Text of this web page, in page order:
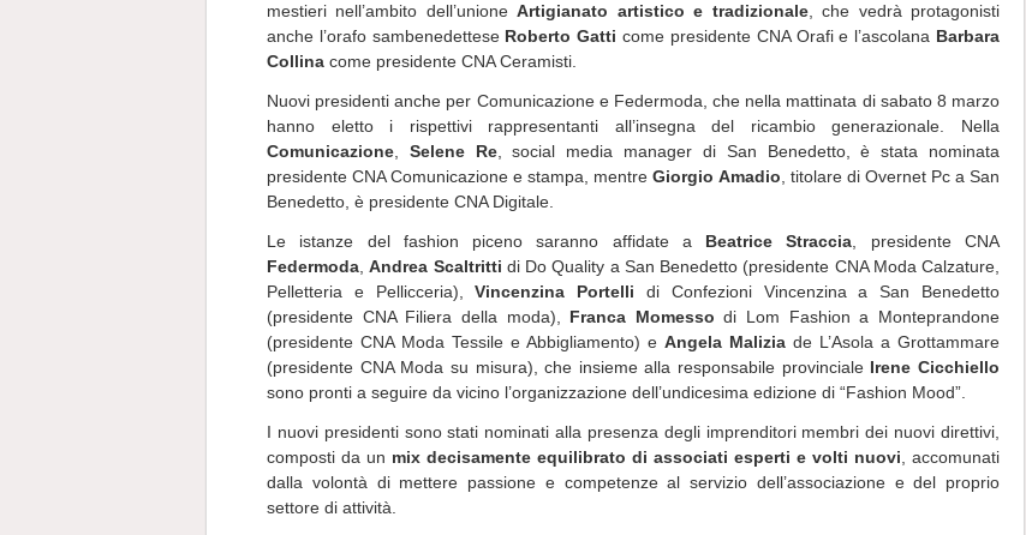
mestieri nell’ambito dell’unioneArtigianato artistico e tradizionale, che vedrà protagonisti
anche l’orafo sambenedettese Roberto Gatti come presidente CNA Orafi e l’ascolana Barbara
Collina come presidente CNA Ceramisti.
Nuovi presidenti anche per Comunicazione e Federmoda, che nella mattinata di sabato 8 marzo
hanno eletto i rispettivi rappresentanti all’insegna del ricambio generazionale. Nella
Comunicazione
Selene Re, social media manager di San Benedetto, è stata nominata
presidente CNA Comunicazione e stampa, mentreGiorgio Amadio , titolare di Overnet Pc a San
Benedetto, è presidente CNA Digitale.
Le istanze del fashion piceno saranno affidate a Beatrice Straccia , presidente CNA
Federmoda ,Andrea Scaltritti di Do Quality a San Benedetto (presidente CNA Moda Calzature,
Pelletteria e Pellicceria),Vincenzina Portelli di Confezioni Vincenzina a San Benedetto
(presidente CNA Filiera della moda), Franca Momesso di Lom Fashion a Monteprandone
(presidente CNA Moda Tessile e Abbigliamento) e Angela Malizia de L’Asola a Grottammare
(presidente CNA Moda su misura), che insieme alla responsabile provinciale Irene Cicchiello
sono pronti a seguire da vicino l’organizzazione dell’undicesima edizione di “Fashion Mood”.
I nuovi presidenti sono stati nominati alla presenza degli imprenditori membri dei nuovi direttivi,
composti da un mix decisamente equilibrato di associati esperti e volti nuovi , accomunati
dalla volontà di mettere passione e competenze al servizio dell’associazione e del proprio
settore di attività.